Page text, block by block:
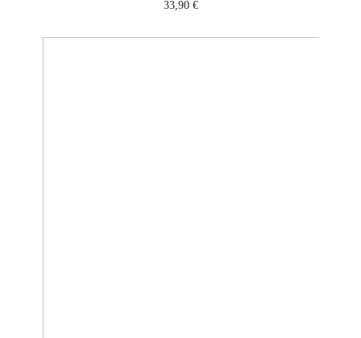
33,90 €